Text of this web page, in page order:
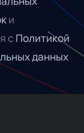
и
с Политикой
данных